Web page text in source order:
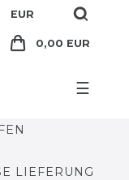
EUR
0,00 EUR
☰
LIEFERUNG